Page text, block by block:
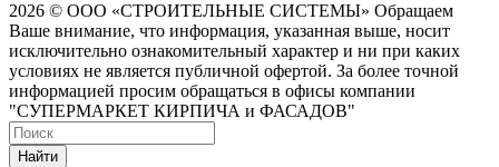
2026 © ООО «СТРОИТЕЛЬНЫЕ СИСТЕМЫ» Обращаем
Ваше внимание, что информация, указанная выше, носит
исключительно ознакомительный характер и ни при каких
условиях не является публичной офертой. За более точной
информацией просим обращаться в офисы компании
"СУПЕРМАРКЕТ КИРПИЧА и ФАСАДОВ"
Найти